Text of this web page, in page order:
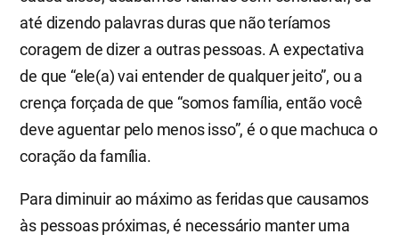
até dizendo palavras duras que não teríamos
coragem de dizer a outras pessoas. A expectativa
de que “ele(a) vai entender de qualquer jeito”, ou a
crença forçada de que “somos família, então você
deve aguentar pelo menos isso”, é o que machuca o
coração da família.
Para diminuir ao máximo as feridas que causamos
às pessoas próximas, é necessário manter uma